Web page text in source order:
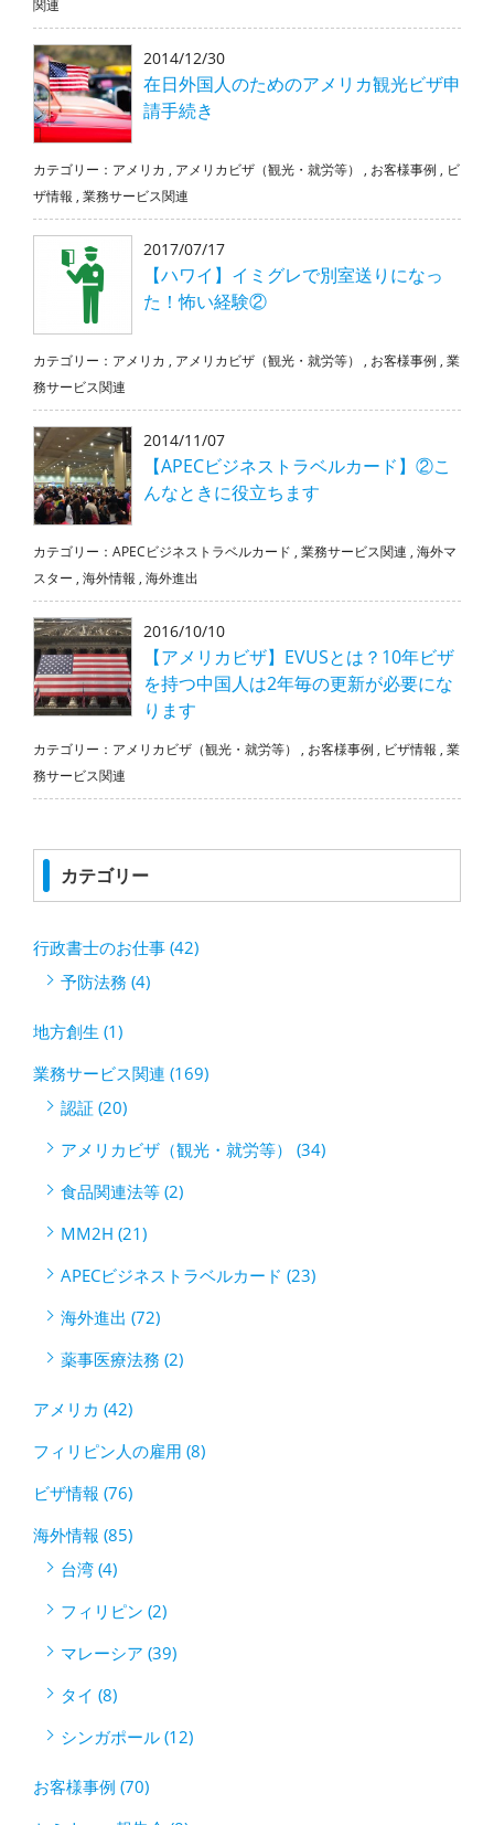
関連
2014/12/30
在日外国人のためのアメリカ観光ビザ申
請手続き
カテゴリー： アメリカ , アメリカビザ（観光・就労等） , お客様事例 , ビ
ザ情報, 業務サービス関連
2017/07/17
【ハワイ】イミグレで別室送りになっ
た！怖い経験②
カテゴリー： アメリカ , アメリカビザ（観光・就労等） , お客様事例 , 業
務サービス関連
2014/11/07
【APECビジネストラベルカード】②こ
んなときに役立ちます
カテゴリー： APECビジネストラベルカード , 業務サービス関連 , 海外マ
スター , 海外情報, 海外進出
2016/10/10
【アメリカビザ】EVUSとは？10年ビザ
を持つ中国人は2年毎の更新が必要にな
ります
カテゴリー： アメリカビザ（観光・就労等） , お客様事例 , ビザ情報, 業
務サービス関連
カテゴリー
行政書士のお仕事 (42)
予防法務 (4)
地方創生 (1)
業務サービス関連 (169)
認証 (20)
アメリカビザ（観光・就労等） (34)
食品関連法等 (2)
MM2H (21)
APECビジネストラベルカード (23)
海外進出 (72)
薬事医療法務 (2)
アメリカ (42)
フィリピン人の雇用 (8)
ビザ情報 (76)
海外情報 (85)
台湾 (4)
フィリピン (2)
マレーシア (39)
タイ (8)
シンガポール (12)
お客様事例 (70)